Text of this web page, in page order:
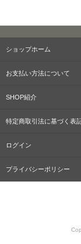
ショップホーム
お支払い方法について
SHOP紹介
特定商取引法に基づく表
ログイン
プライバシーポリシー